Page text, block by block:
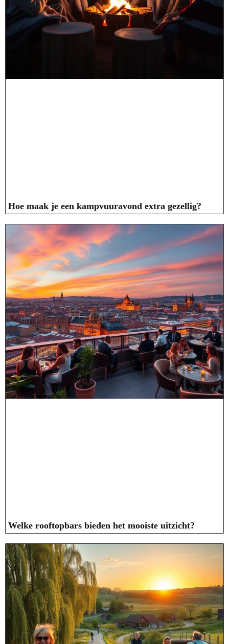
Hoe maak je een kampvuuravond extra gezellig?
Welke rooftopbars bieden het mooiste uitzicht?